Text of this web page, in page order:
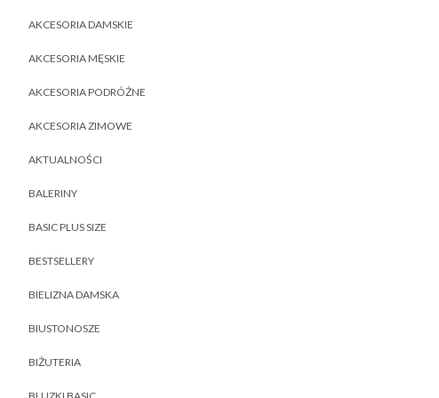
AKCESORIA DAMSKIE
AKCESORIA MĘSKIE
AKCESORIA PODRÓŻNE
AKCESORIA ZIMOWE
AKTUALNOŚCI
BALERINY
BASIC PLUS SIZE
BESTSELLERY
BIELIZNA DAMSKA
BIUSTONOSZE
BIŻUTERIA